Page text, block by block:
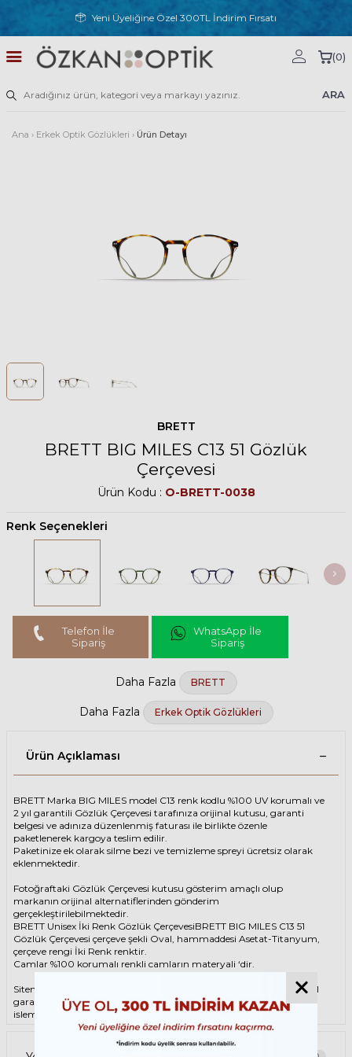
Yeni Üyeliğine Özel 300TL İndirim Fırsatı
ARA
(0)
Ana › Erkek Optik Gözlükleri › Ürün Detayı
BRETT
BRETT BIG MILES C13 51 Gözlük
Çerçevesi
Ürün Kodu : O-BRETT-0038
Renk Seçenekleri
Telefon İle
Sipariş
WhatsApp İle
Sipariş
Daha Fazla BRETT
Daha Fazla Erkek Optik Gözlükleri
Ürün Açıklaması
BRETT Marka BIG MILES model C13 renk kodlu %100 UV korumalı ve
2 yıl garantili Gözlük Çerçevesi tarafınıza orijinal kutusu, garanti
belgesi ve adınıza düzenlenmiş faturası ile birlikte özenle
paketlenerek kargoya teslim edilir.
Paketinize ek olarak silme bezi ve temizleme spreyi ücretsiz olarak
eklenmektedir.
Fotoğraftaki Gözlük Çerçevesi kutusu gösterim amaçlı olup
markanın orijinal alternatiflerinden gönderim
gerçekleştirilebilmektedir.
BRETT Unisex İki Renk Gözlük ÇerçevesiBRETT BIG MILES C13 51
Gözlük Çerçevesi çerçeve şekli Oval, hammaddesi Asetat-Titanyum,
çerçeve rengi İki Renk renktir.
Camlar %100 korumalı renkli camların materyali ‘dir.
Sitemizden alacağınız BRETT Gözlük Çerçevesi %100 orijinal ve 2 yıl
garantilidir. Garanti kapsamındaki tüm parça değişim ve tamir
işlemlerini
ÖZKAN OPTİK mağazalarından ücretsiz olarak destek
Garanti kapsamı dışındaki tüm parça değişim ve tamir işlemleri için